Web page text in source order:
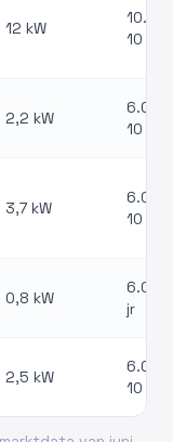
12 kW
10 jr
2,2 kW
6.000
10 jr
3,7 kW
6.000
10 jr
0,8 kW
jr
2,5 kW
6.000
10 jr